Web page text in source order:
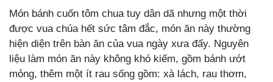
Món bánh cuốn tôm chua tuy dân dã nhưng một thời
được vua chúa hết sức tâm đắc, món ăn này thường
hiện diện trên bàn ăn của vua ngày xưa đấy. Nguyên
liệu làm món ăn này không khó kiếm, gồm bánh ướt
mỏng, thêm một ít rau sống gồm: xà lách, rau thơm,